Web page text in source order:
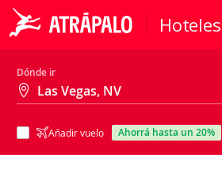
Hoteles
Dónde ir
Añadir vuelo ahorrá hasta un 20%